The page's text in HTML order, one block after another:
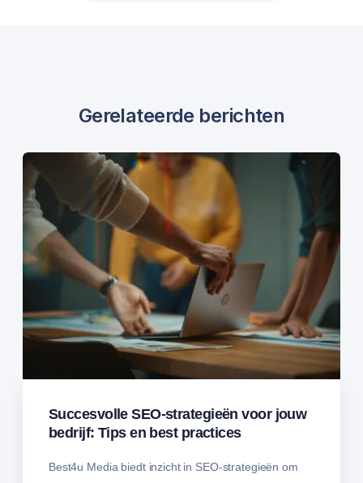
Gerelateerde berichten
Succesvolle SEO-strategieën voor jouw
bedrijf: Tips en best practices
Best4u Media biedt inzicht in SEO-strategieën om